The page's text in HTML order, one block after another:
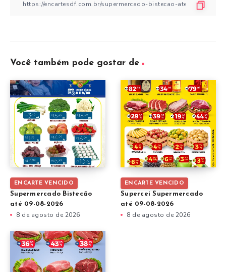
Você também pode gostar de
ENCARTE VENCIDO
Supermercado Bistecão
até 09-08-2026
8 de agosto de 2026
ENCARTE VENCIDO
Supercei Supermercado
até 09-08-2026
8 de agosto de 2026